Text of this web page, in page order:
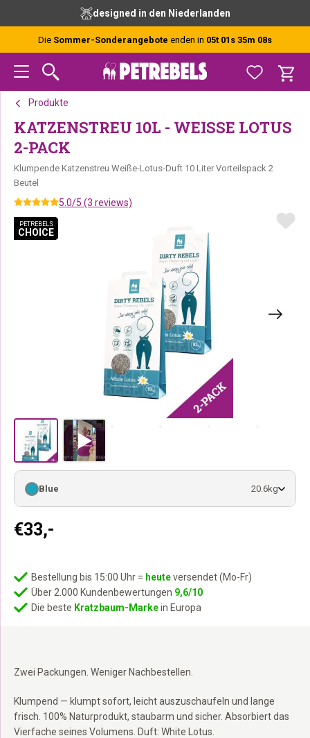
content
designed in den Niederlanden
Die Sommer-Sonderangebote enden in 05t 01s 35m 08s
Produkte
KATZENSTREU 10L - WEISSE LOTUS
2-PACK
Klumpende Katzenstreu Weiße-Lotus-Duft 10 Liter Vorteilspack 2
Beutel
5.0/5 (3 reviews)
PETREBELS
CHOICEPETREBELS CHOICE
PETREBELS
CHOICEPETREBELS CHOICE
Zwei Packungen. Weniger Nachbestellen.
Klumpend — klumpt sofort, leicht auszuschaufeln und lange
frisch. 100% Naturprodukt, staubarm und sicher. Absorbiert das
Vierfache seines Volumens. Duft: White Lotus.
€33,-
Blue 20.6kg
Bestellung bis 15:00 Uhr = heuteversendet (Mo-Fr)
Über 2.000 Kundenbewertungen 9,6/10
Die beste Kratzbaum-Markein Europa